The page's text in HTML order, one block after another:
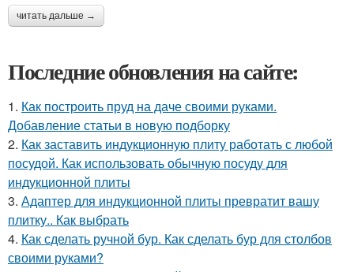
читать дальше →
Последние обновления на сайте:
1. Как построить пруд на даче своими руками.
Добавление статьи в новую подборку
2. Как заставить индукционную плиту работать с любой
посудой. Как использовать обычную посуду для
индукционной плиты
3. Адаптер для индукционной плиты превратит вашу
плитку.. Как выбрать
4. Как сделать ручной бур. Как сделать бур для столбов
своими руками?